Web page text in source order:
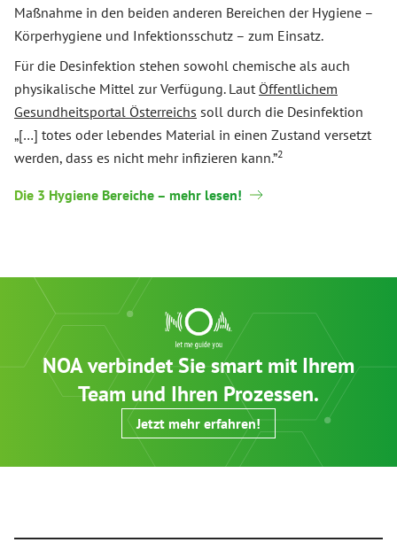
Maßnahme in den beiden anderen Bereichen der Hygiene –
Körperhygiene und Infektionsschutz – zum Einsatz.
Für die Desinfektion stehen sowohl chemische als auch
physikalische Mittel zur Verfügung. Laut Öffentlichem
Gesundheitsportal Österreichs soll durch die Desinfektion
„[…] totes oder lebendes Material in einen Zustand versetzt
werden, dass es nicht mehr infizieren kann.”2
Die 3 Hygiene Bereiche – mehr lesen!
NOA verbindet Sie smart mit Ihrem
Team und Ihren Prozessen.
Jetzt mehr erfahren!